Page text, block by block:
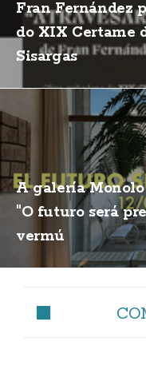
Fran Fernández
do XIX Certame
Sisargas
A galería
"O futuro será
vermú